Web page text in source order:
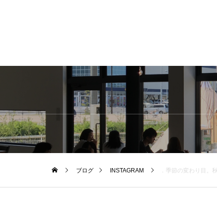
ブログ INSTAGRAM ．季節の変わり目。秋の色とデザインもいろんな組み合わせで少し